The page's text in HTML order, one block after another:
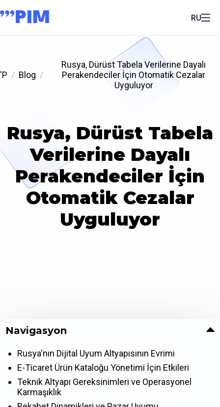
RU
'P Blog
Rusya, Dürüst Tabela Verilerine Dayalı
Perakendeciler İçin Otomatik Cezalar
Uyguluyor
Rusya, Dürüst Tabela
Verilerine Dayalı
Perakendeciler İçin
Otomatik Cezalar
Uyguluyor
Navigasyon
Rusya'nın Dijital Uyum Altyapısının Evrimi
E-Ticaret Ürün Kataloğu Yönetimi İçin Etkileri
Teknik Altyapı Gereksinimleri ve Operasyonel
Karmaşıklık